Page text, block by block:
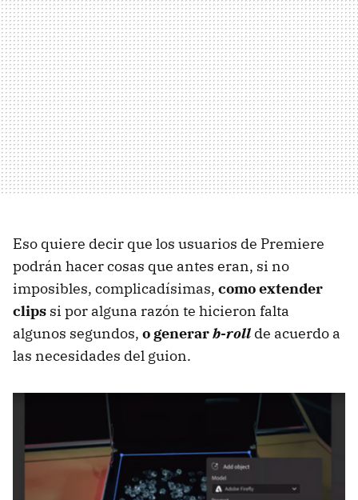
Eso quiere decir que los usuarios de Premiere
podrán hacer cosas que antes eran, si no
imposibles, complicadísimas, como extender
clips si por alguna razón te hicieron falta
algunos segundos, o generarb-roll de acuerdo a
las necesidades del guion.